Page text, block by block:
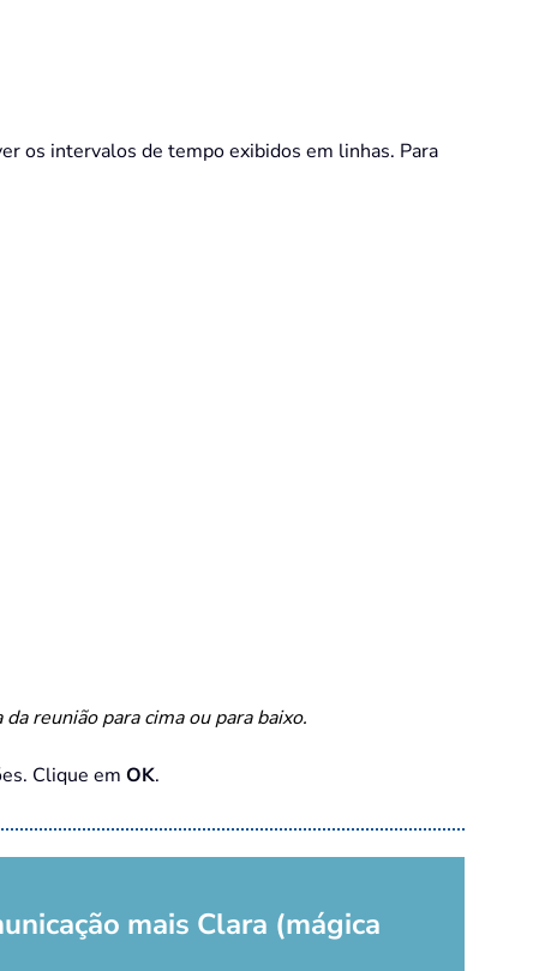
os intervalos de tempo exibidos em linhas. Para
reunião para cima ou para baixo.
Clique em OK.
mais Clara (mágica